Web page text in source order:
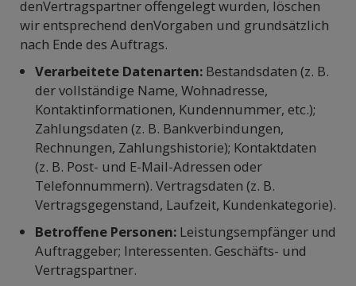
denVertragspartner offengelegt wurden, löschen
wir entsprechend denVorgaben und grundsätzlich
nach Ende des Auftrags.
Verarbeitete Datenarten: Bestandsdaten (z. B.
der vollständige Name, Wohnadresse,
Kontaktinformationen, Kundennummer, etc.);
Zahlungsdaten (z. B. Bankverbindungen,
Rechnungen, Zahlungshistorie); Kontaktdaten
(z. B. Post- und E-Mail-Adressen oder
Telefonnummern). Vertragsdaten (z. B.
Vertragsgegenstand, Laufzeit, Kundenkategorie).
Betroffene Personen: Leistungsempfänger und
Auftraggeber; Interessenten. Geschäfts- und
Vertragspartner.